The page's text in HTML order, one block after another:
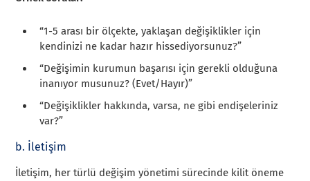
“1-5 arası bir ölçekte, yaklaşan değişiklikler için
kendinizi ne kadar hazır hissediyorsunuz?”
“Değişimin kurumun başarısı için gerekli olduğuna
inanıyor musunuz? (Evet/Hayır)”
“Değişiklikler hakkında, varsa, ne gibi endişeleriniz
var?”
b. İletişim
İletişim, her türlü değişim yönetimi sürecinde kilit öneme